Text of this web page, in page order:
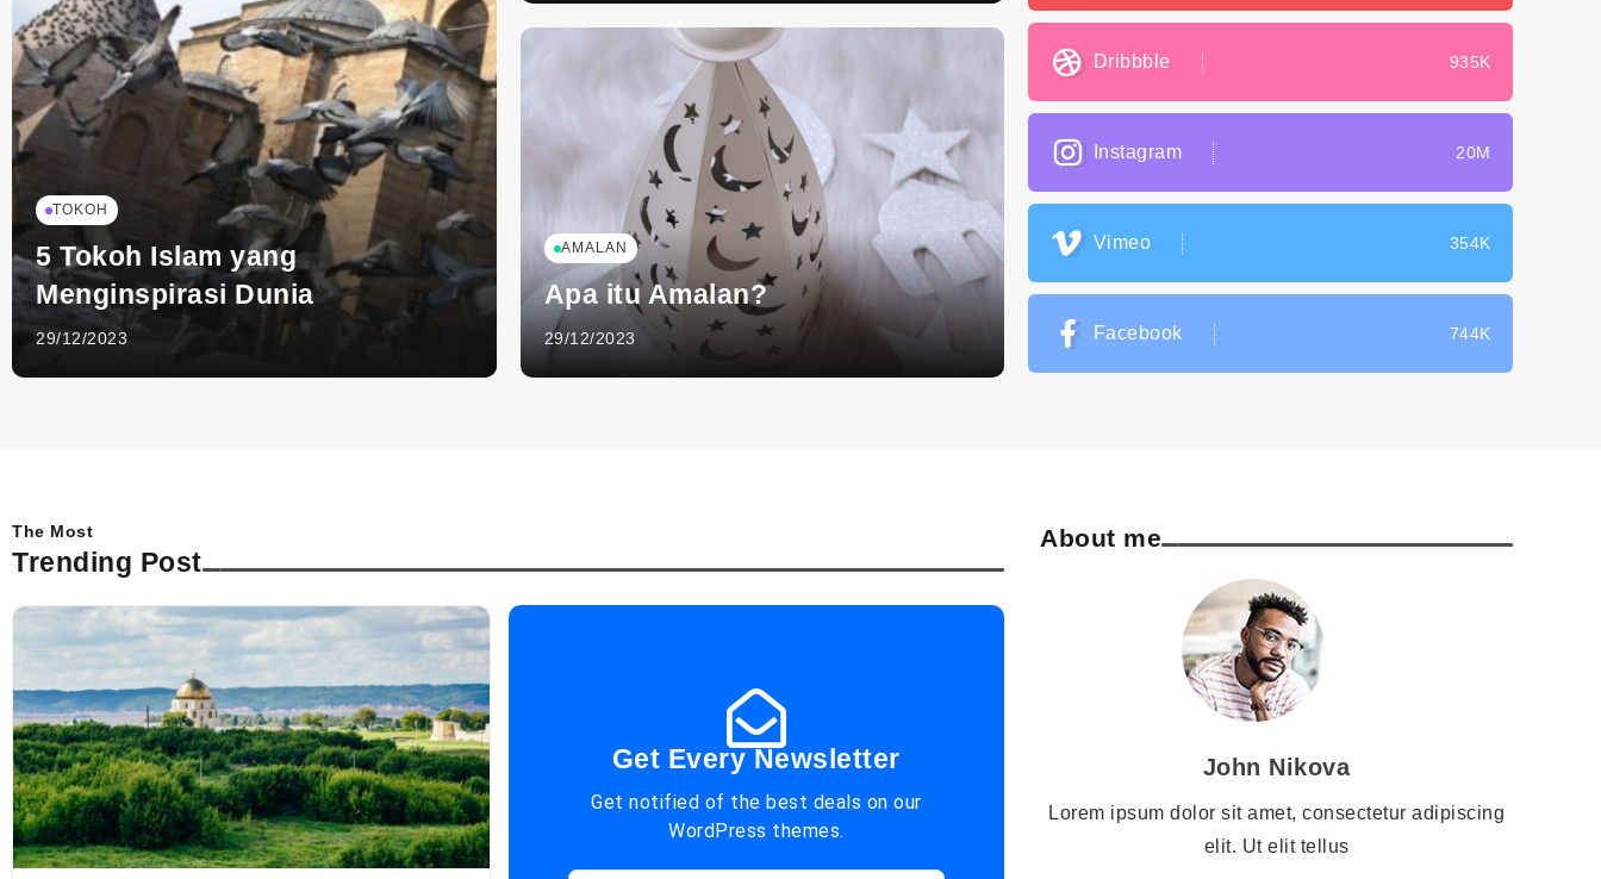
TOKOH
5 Tokoh Islam yang
Menginspirasi Dunia
29/12/2023
AMALAN
Apa itu Amalan?
29/12/2023
Dribbble 935K
Instagram 20M
Vimeo 354K
Facebook 744K
Trending Post
The Most
Get Every Newsletter
Get notified of the best deals on our
WordPress themes.
About me
John Nikova
Lorem ipsum dolor sit amet, consectetur adipiscing
elit. Ut elit tellus